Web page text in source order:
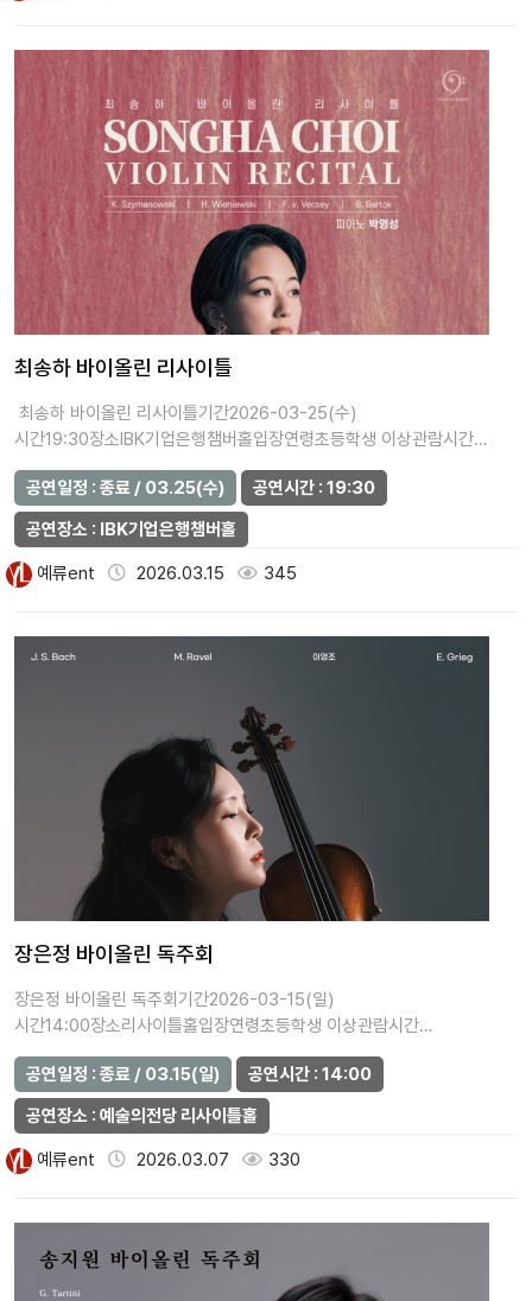
최송하 바이올린 리사이틀
최송하 바이올린 리사이틀기간2026-03-25(수)
시간19:30장소IBK기업은행챔버홀입장연령초등학생 이상관람시간
(분)100가격R석 5…
공연일정 : 종료 / 03.25(수)
공연시간 : 19:30
공연장소 : IBK기업은행챔버홀
예류ent 2026.03.15 345
장은정 바이올린 독주회
장은정 바이올린 독주회기간2026-03-15(일)
시간14:00장소리사이틀홀입장연령초등학생 이상관람시간
(분)90가격일반석 20,000원주최지클레프…
공연일정 : 종료 / 03.15(일)
공연시간 : 14:00
공연장소 : 예술의전당 리사이틀홀
예류ent 2026.03.07 330